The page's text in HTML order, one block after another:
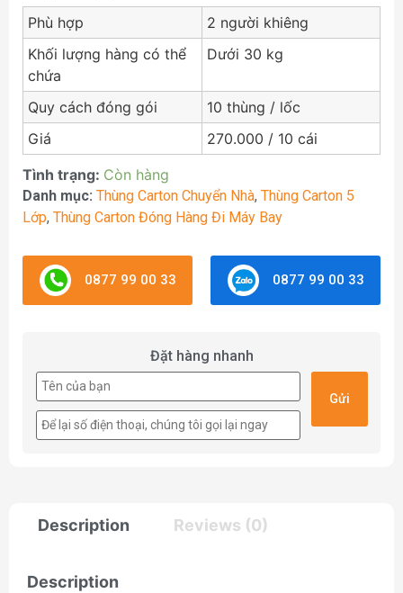
Phù hợp
2 người khiêng
Khối lượng hàng có thể
chứa
Dưới 30 kg
Quy cách đóng gói
10 thùng / lốc
Giá
270.000 / 10 cái
Tình trạng: Còn hàng
Danh mục: Thùng Carton Chuyển Nhà, Thùng Carton 5
Lớp, Thùng Carton Đóng Hàng Đi Máy Bay
0877 99 00 33 0877 99 00 33
Đặt hàng nhanh
Description Reviews (0)
Description